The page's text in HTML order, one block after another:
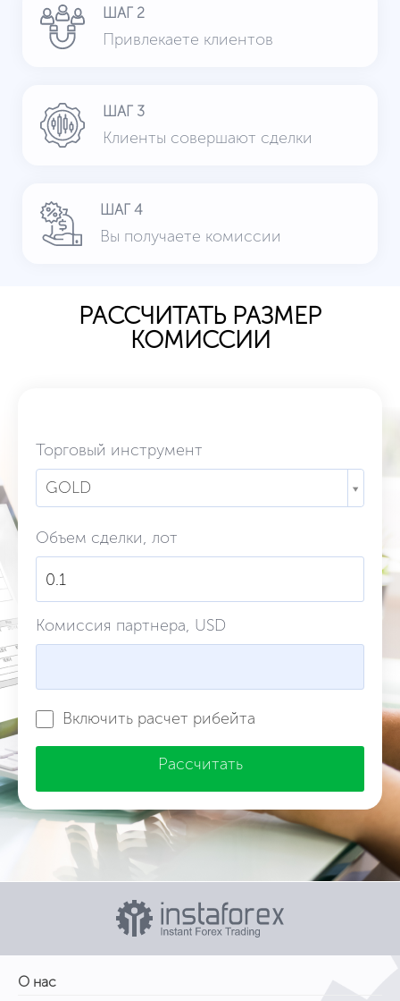
ШАГ 2
Привлекаете клиентов
ШАГ 3
Клиенты совершают сделки
ШАГ 4
Вы получаете комиссии
РАССЧИТАТЬ РАЗМЕР
КОМИССИИ
Торговый инструмент
GOLD
Объем сделки, лот
Комиссия партнера, USD
Включить расчет рибейта
Рассчитать
О нас